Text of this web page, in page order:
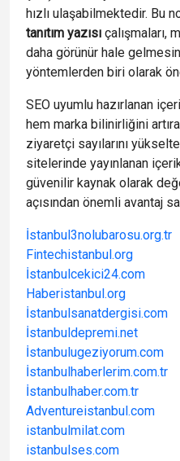
hızlı ulaşabilmektedir. Bu
tanıtım yazısı çalışmaları,
daha görünür hale
yöntemlerden biri olarak
SEO uyumlu hazırlanan
hem marka bilinirliğini
ziyaretçi sayılarını
sitelerinde yayınlanan
güvenilir kaynak olarak
açısından önemli avantaj
İstanbul3nolubarosu.org.tr
Fintechistanbul.org
İstanbulcekici24.com
Haberistanbul.org
İstanbulsanatdergisi.com
İstanbuldepremi.net
İstanbulugeziyorum.com
İstanbulhaberlerim.com.tr
İstanbulhaber.com.tr
Adventureistanbul.com
istanbulmilat.com
istanbulses.com